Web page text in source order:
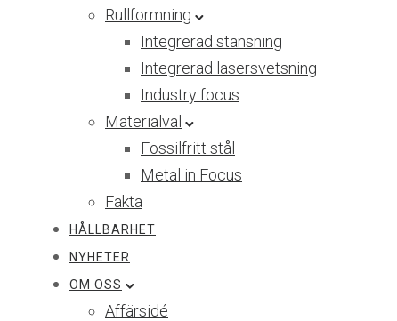
Rullformning
Integrerad stansning
Integrerad lasersvetsning
Industry focus
Materialval
Fossilfritt stål
Metal in Focus
Fakta
HÅLLBARHET
NYHETER
OM OSS
Affärsidé